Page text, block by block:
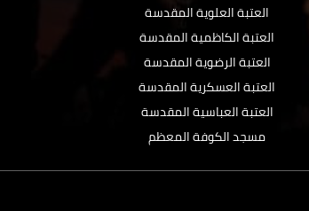
العتبة العلوية المقدسة
العتبة الكاظمية المقدسة
العتبة الرضوية المقدسة
العتبة العسكرية المقدسة
العتبة العباسية المقدسة
مسجد الكوفة المعظم